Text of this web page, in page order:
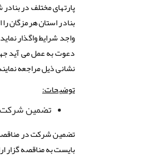
پارتهای مختلف در
بنادر استان هرمزگان
واجد شرایط واگذار
دعوت به عمل می آید
نشانی ذیل مراجعه
توضیحات:
تضمین شركت
تضمین شركت در
بایست به مناقصه گزار